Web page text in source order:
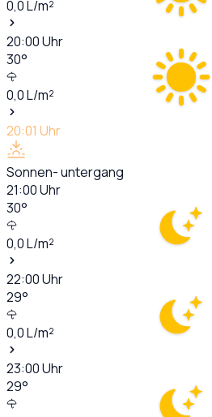
0,0L/m²
20:00Uhr
30°
0,0L/m²
20:01 Uhr
Sonnen- untergang
21:00Uhr
30°
0,0L/m²
22:00Uhr
29°
0,0L/m²
23:00Uhr
29°